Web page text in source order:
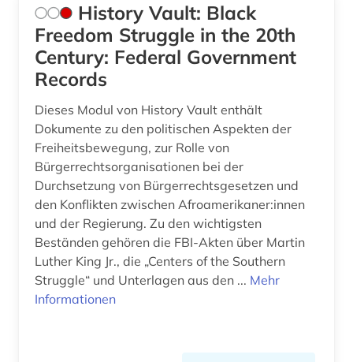
History Vault: Black
Freedom Struggle in the 20th
Century: Federal Government
Records
Dieses Modul von History Vault enthält
Dokumente zu den politischen Aspekten der
Freiheitsbewegung, zur Rolle von
Bürgerrechtsorganisationen bei der
Durchsetzung von Bürgerrechtsgesetzen und
den Konflikten zwischen Afroamerikaner:innen
und der Regierung. Zu den wichtigsten
Beständen gehören die FBI-Akten über Martin
Luther King Jr., die „Centers of the Southern
Struggle“ und Unterlagen aus den ... Mehr
Informationen